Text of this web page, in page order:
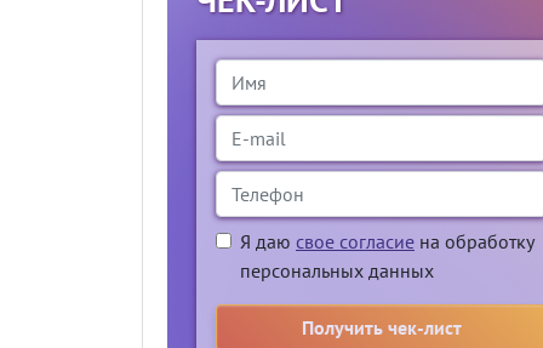
Я даю свое согласие на обработку
персональных данных